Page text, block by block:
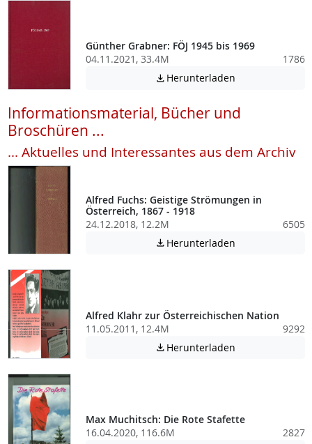
Günther Grabner: FÖJ 1945 bis 1969
04.11.2021, 33.4M
1786
 Herunterladen
Informationsmaterial, Bücher und
Broschüren ...
... Aktuelles und Interessantes aus dem Archiv
Alfred Fuchs: Geistige Strömungen in
Österreich, 1867 - 1918
24.12.2018, 12.2M
6505
 Herunterladen
Alfred Klahr zur Österreichischen Nation
11.05.2011, 12.4M
9292
 Herunterladen
Max Muchitsch: Die Rote Stafette
16.04.2020, 116.6M
2827